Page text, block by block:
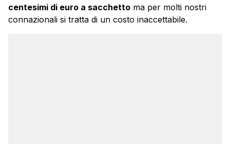
centesimi di euro a sacchetto ma per molti nostri
connazionali si tratta di un costo inaccettabile.